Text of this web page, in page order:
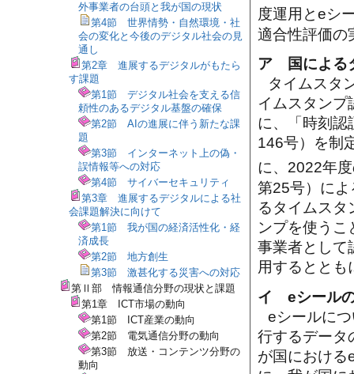
度運用とeシ
適合性評価の
ア 国による
タイムスタ
イムスタン
に、「時刻認
146号）を制
に、2022年
第25号）に
るタイムスタ
ンプを使う
事業者として
用するととも
イ eシール
eシールに
行するデータ
が国における
外事業者の台頭と我が国の現状
第4節 世界情勢・自然環境・社
会の変化と今後のデジタル社会の見
通し
第2章 進展するデジタルがもたら
す課題
第1節 デジタル社会を支える信
頼性のあるデジタル基盤の確保
第2節 AIの進展に伴う新たな課
題
第3節 インターネット上の偽・
誤情報等への対応
第4節 サイバーセキュリティ
第3章 進展するデジタルによる社
会課題解決に向けて
第1節 我が国の経済活性化・経
済成長
第2節 地方創生
第3節 激甚化する災害への対応
第Ⅱ部 情報通信分野の現状と課題
第1章 ICT市場の動向
第1節 ICT産業の動向
第2節 電気通信分野の動向
第3節 放送・コンテンツ分野の
動向